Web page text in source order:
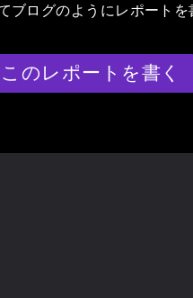
ブログのようにレポートを
このレポートを書く